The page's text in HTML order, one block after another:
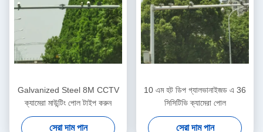
Galvanized Steel 8M CCTV
ক্যামেরা মাউন্টিং পোল টাইপ করুন
সেরা দাম পান
10 এম হট ডিপ গ্যালভানাইজড এ 36
সিসিটিভি ক্যামেরা পোল
সেরা দাম পান